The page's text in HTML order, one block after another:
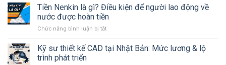
Nhật
Bản
#Bạn
biết
sư
xây
dựng
Nhật
Lương,
Tiền Nenkin là gì? Điều kiện để người lao động về
nước được hoàn tiền
Chức năng bình luận bị tắtở
Nenkin
là
Kỹ sư thiết kế CAD tại Nhật Bản: Mức lương & lộ
trình phát triển